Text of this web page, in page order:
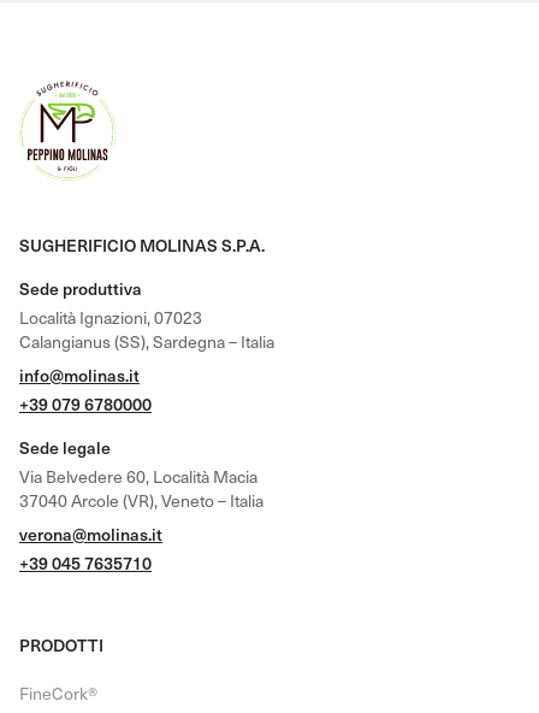
SUGHERIFICIO MOLINAS S.P.A.
Sede produttiva
Località Ignazioni, 07023
Calangianus (SS), Sardegna – Italia
info@molinas.it
+39 079 6780000
Sede legale
Via Belvedere 60, Località Macia
37040 Arcole (VR), Veneto – Italia
verona@molinas.it
+39 045 7635710
PRODOTTI
FineCork®